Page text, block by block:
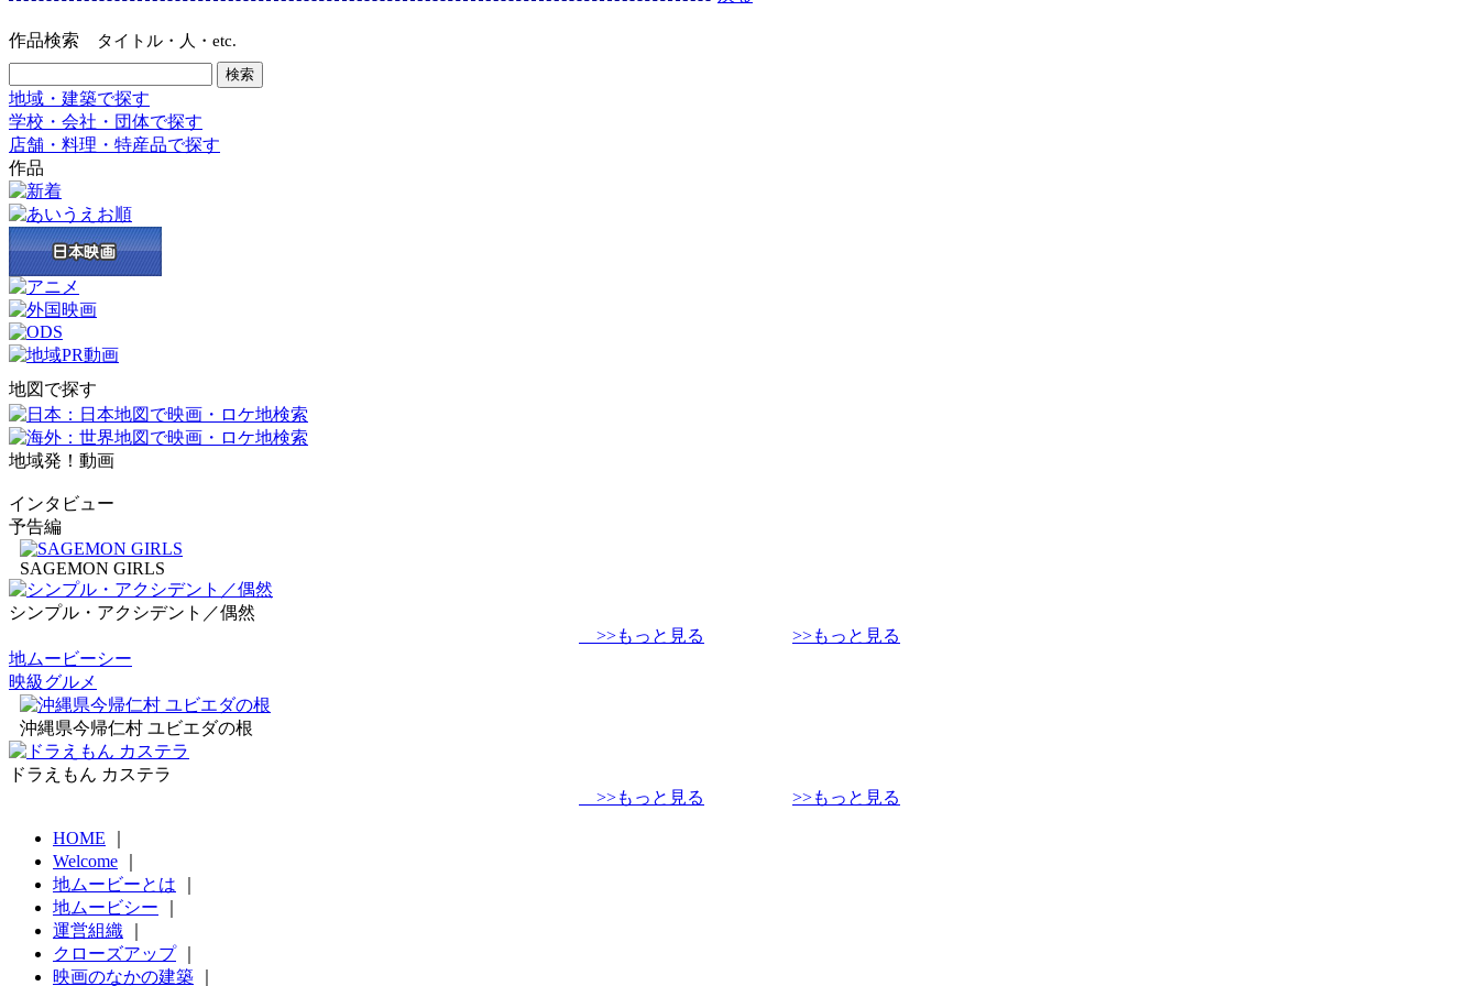
作品検索 タイトル・人・etc.
地域・建築で探す
学校・会社・団体で探す
店舗・料理・特産品で探す
作品
地図で探す
地域発！動画
インタビュー
予告編
SAGEMON GIRLS
シンプル・アクシデント／偶然
>>もっと見る
>>もっと見る
地ムービーシー
映級グルメ
沖縄県今帰仁村 ユビエダの根
ドラえもん カステラ
>>もっと見る
>>もっと見る
HOME
Welcome
地ムービーとは
地ムービシー
運営組織
クローズアップ｜
映画のなかの建築